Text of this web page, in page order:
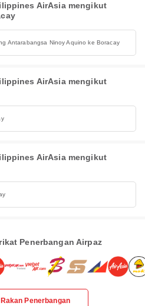
AirAsia mengikut
Antarabangsa Ninoy Aquino ke Boracay
AirAsia mengikut
AirAsia mengikut
Penerbangan Airpaz
Penerbangan